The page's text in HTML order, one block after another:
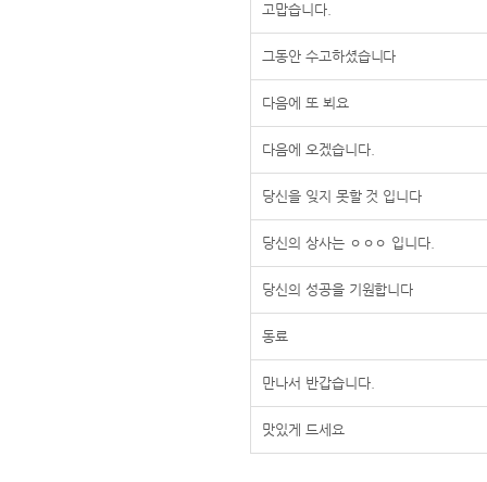
고맙습니다.
그동안 수고하셨습니다
다음에 또 뵈요
다음에 오겠습니다.
당신을 잊지 못할 것 입니다
당신의 상사는 ㅇㅇㅇ 입니다.
당신의 성공을 기원합니다
동료
만나서 반갑습니다.
맛있게 드세요